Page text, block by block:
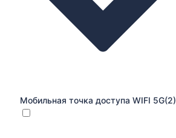
Мобильная точка доступа WIFI 5G(2)